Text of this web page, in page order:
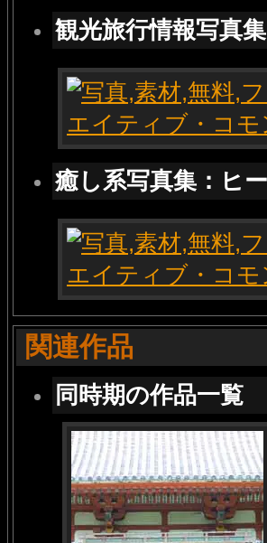
観光旅行情報写真
癒し系写真集：ヒ
関連作品
同時期の作品一覧